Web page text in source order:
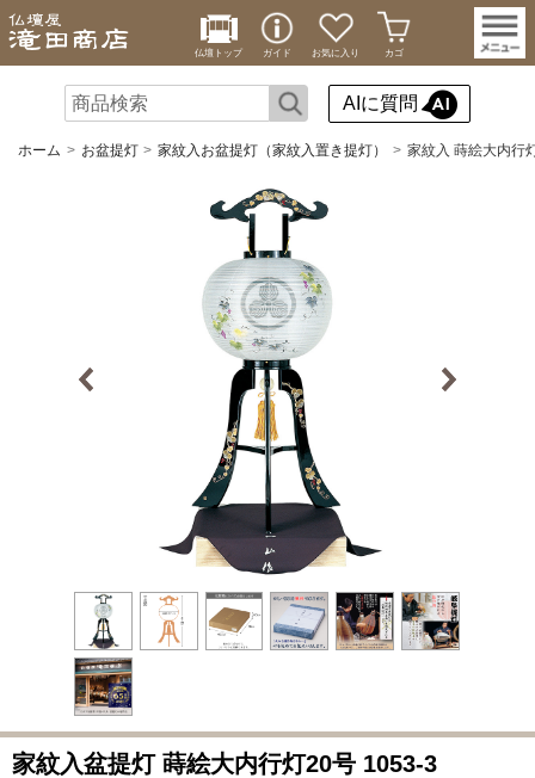
仏壇トップ ガイド お気に入り カゴ
AIに質問
ホーム お盆提灯 家紋入お盆提灯（家紋入置き提灯） 家紋入 蒔絵大内行
家紋入盆提灯 蒔絵大内行灯20号 1053-3